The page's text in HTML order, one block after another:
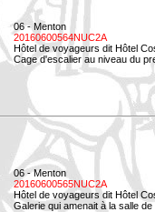
06 - Menton
20160600564NUC2A
Hôtel de voyageurs dit Hôtel
Cage d'escalier au niveau du
06 - Menton
20160600565NUC2A
Hôtel de voyageurs dit Hôtel
Galerie qui amenait à la salle